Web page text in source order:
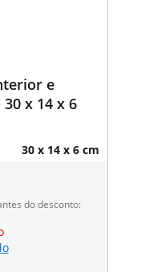
e
x 14 x 6
30 x 14 x 6 cm
do desconto: